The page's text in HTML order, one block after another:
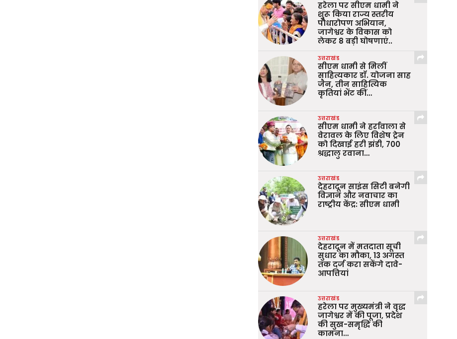
हरेला पर सीएम धामी ने
शुरू किया राज्य स्तरीय
पौधारोपण अभियान,
जागेश्वर के विकास को
लेकर 8 बड़ी घोषणाएं..
उत्तराखंड
सीएम धामी से मिलीं
साहित्यकार डॉ. योजना साह
जैन, तीन साहित्यिक
कृतियां भेंट कीं…
उत्तराखंड
सीएम धामी ने हर्रावाला से
वेरावल के लिए विशेष ट्रेन
को दिखाई हरी झंडी, 700
श्रद्धालु रवाना…
उत्तराखंड
देहरादून साइंस सिटी बनेगी
विज्ञान और नवाचार का
राष्ट्रीय केंद्र: सीएम धामी
उत्तराखंड
देहरादून में मतदाता सूची
सुधार का मौका, 13 अगस्त
तक दर्ज करा सकेंगे दावे-
आपत्तियां
उत्तराखंड
हरेला पर मुख्यमंत्री ने वृद्ध
जागेश्वर में की पूजा, प्रदेश
की सुख-समृद्धि की
कामना…